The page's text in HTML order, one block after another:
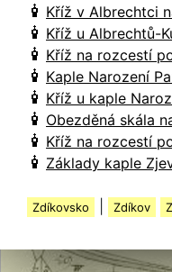
Kříž v Albrechtci
Kříž u Albrechtů-
Kříž na rozcestí
Kaple Narození
Kříž u kaple
Obezděná skála
Kříž na rozcestí
Základy kaple
Zdíkovsko Zdíkov